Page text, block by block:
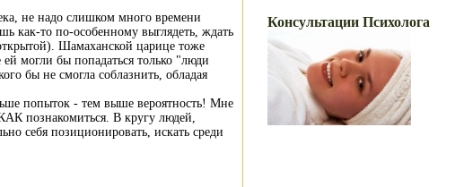
не надо слишком много времени
как-то по-особенному выглядеть, ждать
Шамаханской царице тоже
могли бы попадаться только "люди
бы не смогла соблазнить, обладая
попыток - тем выше вероятность! Мне
познакомиться. В кругу людей,
себя позиционировать, искать среди
Консультации Психолога